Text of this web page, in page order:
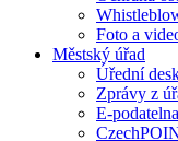
Foto a
Městský úřad
Úřední
Zprávy z
E-podatelna